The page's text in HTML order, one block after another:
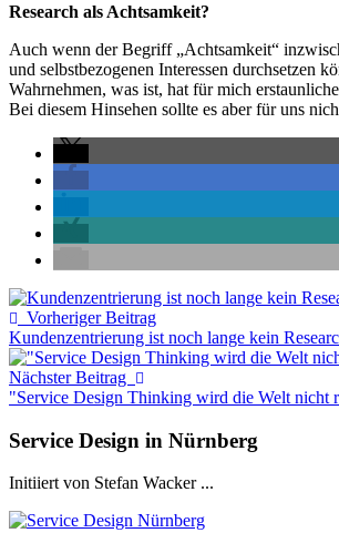
Research als Achtsamkeit?
Auch wenn der Begriff „Achtsamkeit“
und selbstbezogenen Interessen durchsetzen
Wahrnehmen, was ist, hat für mich
Bei diesem Hinsehen sollte es aber für uns
Vorheriger Beitrag
Kundenzentrierung ist noch lange kein
Nächster Beitrag
"Service Design Thinking wird die Welt nicht
Service Design in Nürnberg
Initiiert von Stefan Wacker ...